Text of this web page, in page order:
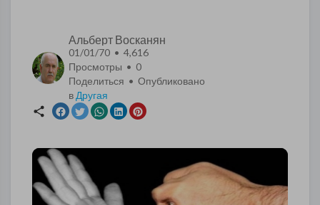
Альберт Восканян
01/01/70 • 4,616
Просмотры • 0
Поделиться • Опубликовано
в Другая